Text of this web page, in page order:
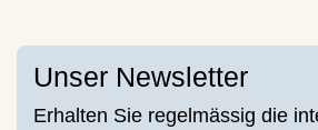
Unser Newsletter
Erhalten Sie regelmässig die